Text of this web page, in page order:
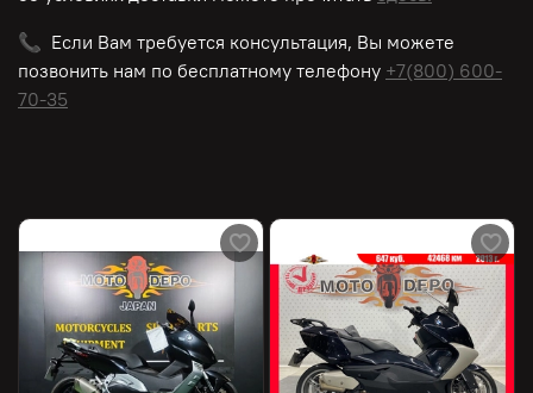
📞 Если Вам требуется консультация, Вы можете
позвонить нам по бесплатному телефону +7(800) 600-
70-35